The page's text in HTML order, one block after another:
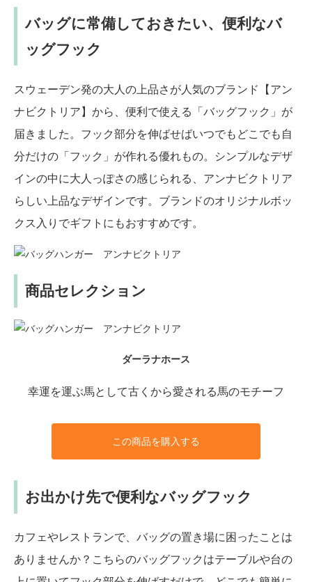
バッグに常備しておきたい、便利なバ
ッグフック
スウェーデン発の大人の上品さが人気のブランド【アン
ナビクトリア】から、便利で使える「バッグフック」が
届きました。フック部分を伸ばせばいつでもどこでも自
分だけの「フック」が作れる優れもの。シンプルなデザ
インの中に大人っぽさの感じられる、アンナビクトリア
らしい上品なデザインです。ブランドのオリジナルボッ
クス入りでギフトにもおすすめです。
商品セレクション
ダーラナホース
幸運を運ぶ馬として古くから愛される馬のモチーフ
この商品を購入する
お出かけ先で便利なバッグフック
カフェやレストランで、バッグの置き場に困ったことは
ありませんか？こちらのバッグフックはテーブルや台の